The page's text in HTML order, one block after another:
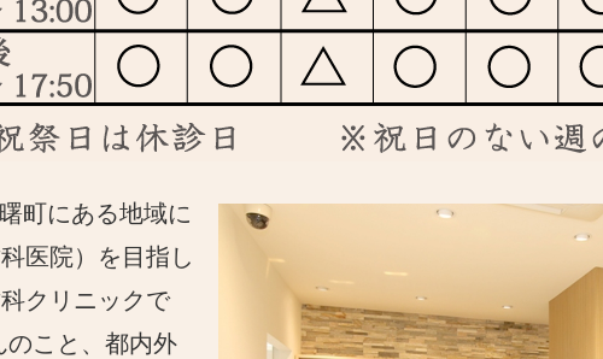
町にある地域に
医院）を目指し
クリニックで
こと、都内外